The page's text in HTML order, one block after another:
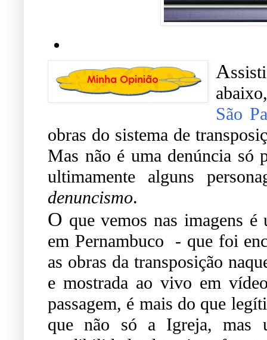
A
São
obras do sistema de
Mas não é uma denúncia só
ultimamente alguns
denuncismo.
O que vemos nas imagens
em Pernambuco - que foi
as obras da transposição
e mostrada ao vivo em
passagem, é mais do que
que não só a Igreja, mas